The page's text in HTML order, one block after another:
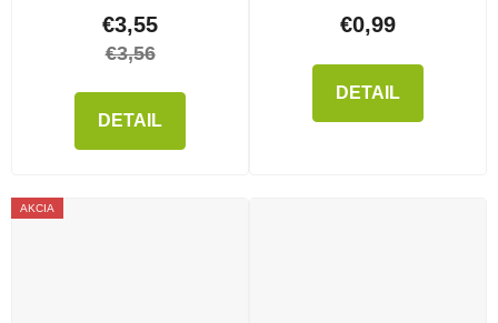
€3,55
€3,56
DETAIL
€0,99
DETAIL
AKCIA